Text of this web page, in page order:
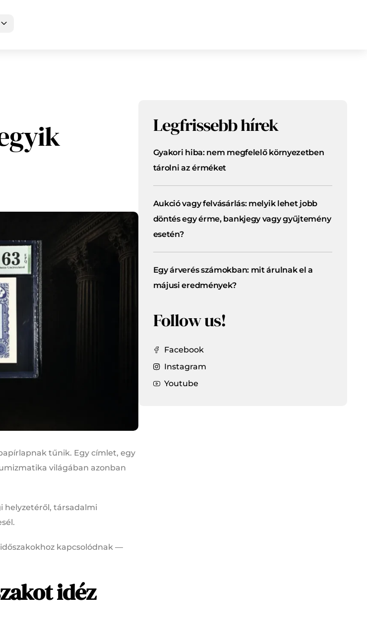
tűnik. Egy címlet, egy
világában azonban
helyzetéről, társadalmi
kapcsolódnak —
idéz
Legfrissebb hírek
Gyakori hiba: nem megfelelő környezetben
tárolni az érméket
Aukció vagy felvásárlás: melyik lehet jobb
döntés egy érme, bankjegy vagy gyűjtemény
esetén?
Egy árverés számokban: mit árulnak el a
májusi eredmények?
Follow us!
Facebook
Instagram
Youtube